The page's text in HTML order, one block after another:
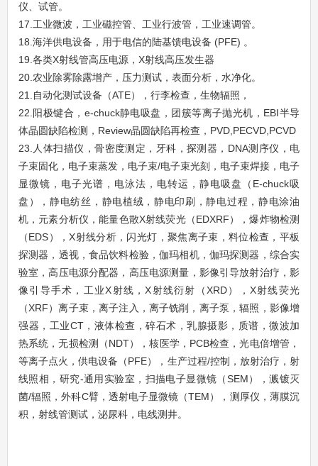
仪、试管。
17.工业微波，工业磁控管、工业行波管，工业速调管。
18.海洋供电设备，用于电信的陆基馈电设备 (PFE) 。
19.各类X射线管高压电源，X射线高压发生器
20.农业除雾除露增产，压力测试，表面分析，水净化。
21.自动化测试设备（ATE），行李检查，生物辐照，
22.阳极键合，e-chuck静电吸盘，团簇等离子抛光机，EBI半导
体晶圆缺陷检测，Review晶圆缺陷再检查，PVD,PECVD, PCVD
23.人体扫描仪，骨密度测定，牙科，探测器，DNA测序仪，电
子束固化，电子束蒸发，电子束/电子束光刻，电子束焊接，电子
显微镜，电子光谱，电泳法，电转运，静电吸盘（E-chuck吸
盘），静电纺丝，静电植绒，静电印刷，静电过程，静电涂油
机，元素分析仪，能量色散X射线荧光（EDXRF），爆炸物检测
（EDS），X射线分析， 闪光灯，聚焦离子束，料位检查，平板
探测器，透视，食品饮料检验，伽玛相机，伽玛探测器，综合实
验室，高压电源分配器，高压电源测量，影像引导放射治疗，影
像引导手术，工业X射线，X射线衍射（XRD），X射线荧光
（XRF）离子束，离子注入，离子铣削，离子泵，辐照，影像增
强器，工业CT，液体检查，碎石术，乳腺摄影，质谱，微波加
热系统，无损检测（NDT），核医学，PCB检查，光电倍增管，
等离子点火，供电设备（PFE），生产过程/控制，放射治疗，射
线照相，研究-通用实验室，扫描电子显微镜（SEM），溅镀灭
菌/辐照，外科C臂，透射电子显微镜（TEM），测厚仪，薄膜沉
积，射线管测试，泌尿科，电线测井。